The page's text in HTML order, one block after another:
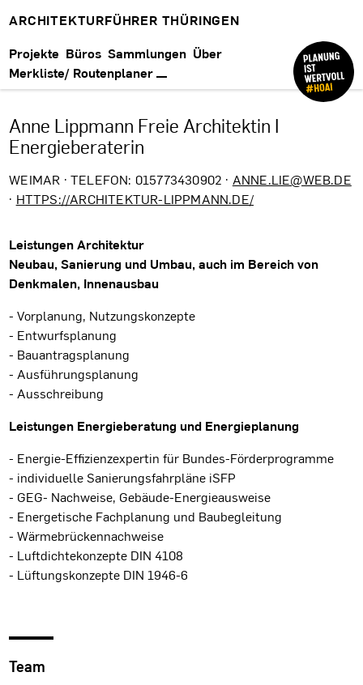
ARCHITEKTURFÜHRER THÜRINGEN
Projekte Büros Sammlungen Über
Merkliste/ Routenplaner
Anne Lippmann Freie Architektin I
Energieberaterin
WEIMAR · TELEFON: 015773430902 · ANNE.LIE@WEB.DE
· HTTPS://ARCHITEKTUR-LIPPMANN.DE/
Leistungen Architektur
Neubau, Sanierung und Umbau, auch im Bereich von
Denkmalen, Innenausbau
- Vorplanung, Nutzungskonzepte
- Entwurfsplanung
- Bauantragsplanung
- Ausführungsplanung
- Ausschreibung
Leistungen Energieberatung und Energieplanung
- Energie-Effizienzexpertin für Bundes-Förderprogramme
- individuelle Sanierungsfahrpläne iSFP
- GEG- Nachweise, Gebäude-Energieausweise
- Energetische Fachplanung und Baubegleitung
- Wärmebrückennachweise
- Luftdichtekonzepte DIN 4108
- Lüftungskonzepte DIN 1946-6
Team